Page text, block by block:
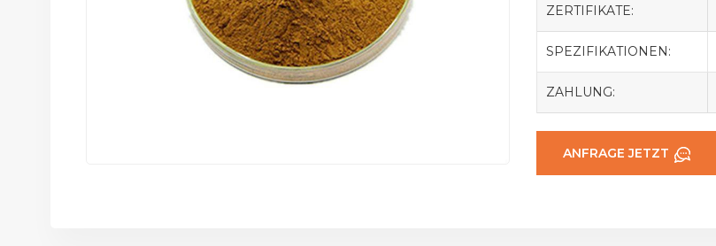
ZERTIFIKATE:
SPEZIFIKATIONEN:
ZAHLUNG:
ANFRAGE JETZT